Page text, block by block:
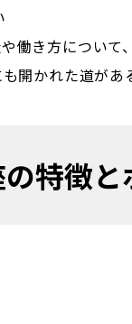
き方について
開かれた道があ
特徴と